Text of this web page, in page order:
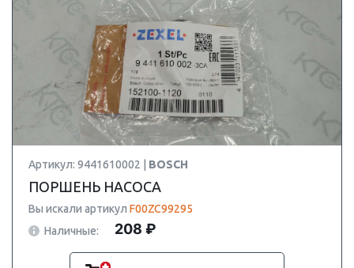
Артикул: 9441610002 | BOSCH
ПОРШЕНЬ НАСОСА
Вы искали артикул F00ZC99295
Наличные:
208 ₽